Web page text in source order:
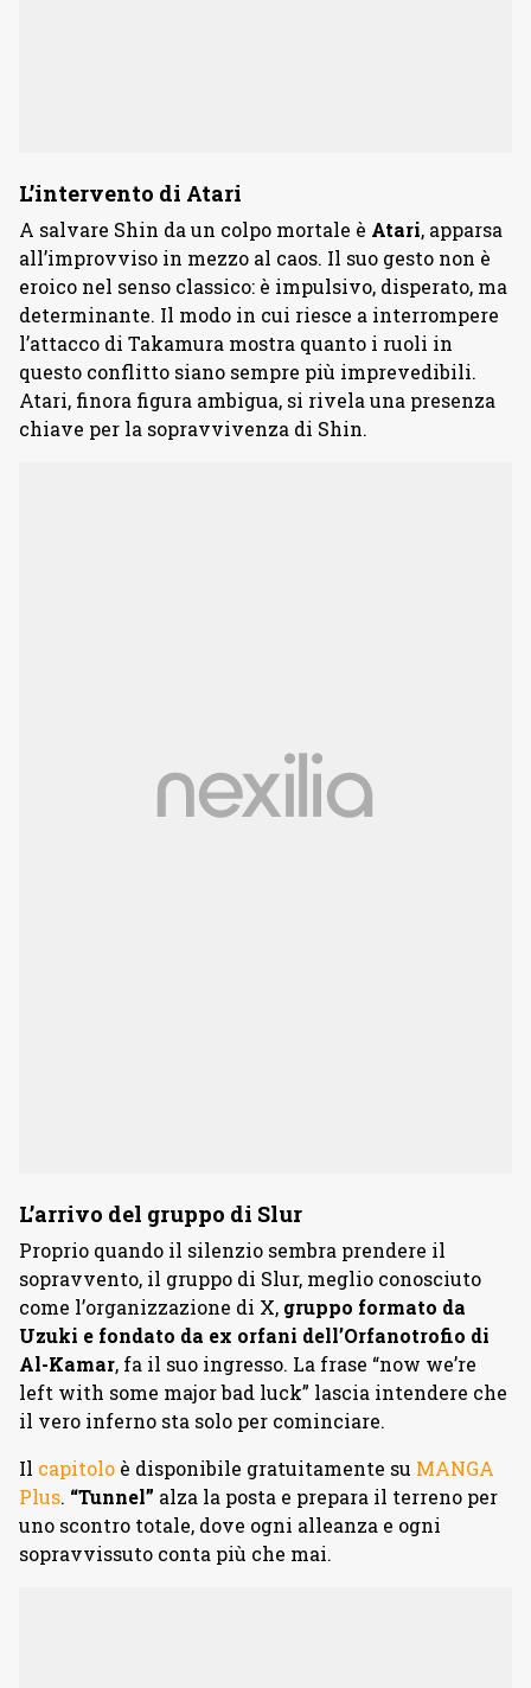
L’intervento di Atari
A salvare Shin da un colpo mortale è Atari, apparsa
all’improvviso in mezzo al caos. Il suo gesto non è
eroico nel senso classico: è impulsivo, disperato, ma
determinante. Il modo in cui riesce a interrompere
l’attacco di Takamura mostra quanto i ruoli in
questo conflitto siano sempre più imprevedibili.
Atari, finora figura ambigua, si rivela una presenza
chiave per la sopravvivenza di Shin.
L’arrivo del gruppo di Slur
Proprio quando il silenzio sembra prendere il
sopravvento, il gruppo di Slur, meglio conosciuto
come l’organizzazione di X, gruppo formato da
Uzuki e fondato da ex orfani dell’Orfanotrofio di
Al-Kamar, fa il suo ingresso. La frase “now we’re
left with some major bad luck” lascia intendere che
il vero inferno sta solo per cominciare.
Il capitolo è disponibile gratuitamente su MANGA
Plus. “Tunnel” alza la posta e prepara il terreno per
uno scontro totale, dove ogni alleanza e ogni
sopravvissuto conta più che mai.